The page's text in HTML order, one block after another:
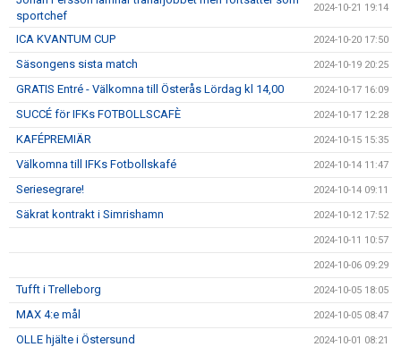
sportchef
2024-10-21 19:14
ICA KVANTUM CUP 2024-10-20 17:50
Säsongens sista match 2024-10-19 20:25
GRATIS Entré - Välkomna till Österås Lördag kl 14,00 2024-10-17 16:09
SUCCÉ för IFKs FOTBOLLSCAFÈ 2024-10-17 12:28
KAFÉPREMIÄR 2024-10-15 15:35
Välkomna till IFKs Fotbollskafé 2024-10-14 11:47
Seriesegrare! 2024-10-14 09:11
Säkrat kontrakt i Simrishamn 2024-10-12 17:52
2024-10-11 10:57
2024-10-06 09:29
Tufft i Trelleborg 2024-10-05 18:05
MAX 4:e mål 2024-10-05 08:47
OLLE hjälte i Östersund 2024-10-01 08:21